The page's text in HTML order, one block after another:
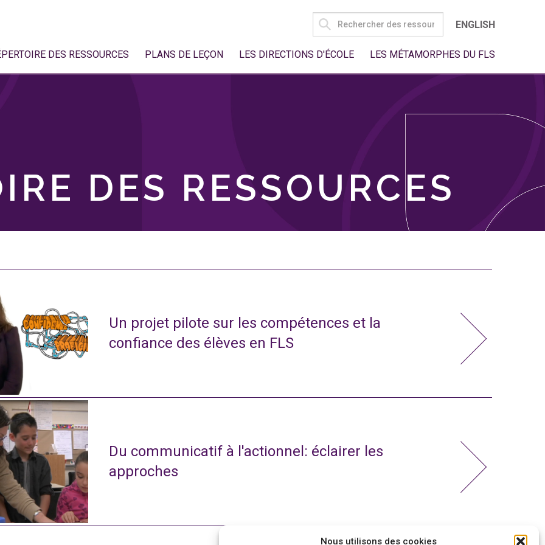
Nous utilisons des cookies
SEARCH
FOR:
ENGLISH
DES RESSOURCES PLANS DE LEÇON LES DIRECTIONS D'ÉCOLE LES MÉTAMORPHES DU FLS
DES RESSOURCES
Un projet pilote sur les compétences et la
confiance des élèves en FLS
Du communicatif à l'actionnel: éclairer les
approches